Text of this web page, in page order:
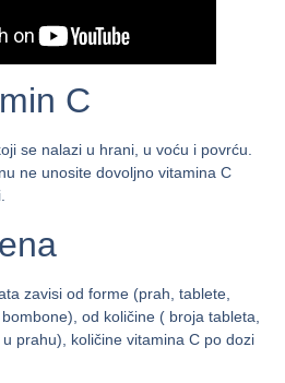
C
se nalazi u hrani, u voću i povrću.
ne unosite dovoljno vitamina C
zavisi od forme (prah, tablete,
od količine ( broja tableta,
prahu), količine vitamina C po dozi